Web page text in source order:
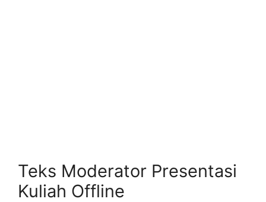
Teks Moderator Presentasi
Kuliah Offline